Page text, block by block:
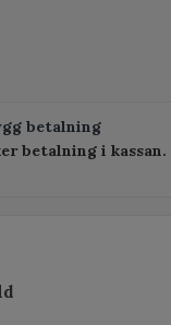
betalning
betalning i kassan.